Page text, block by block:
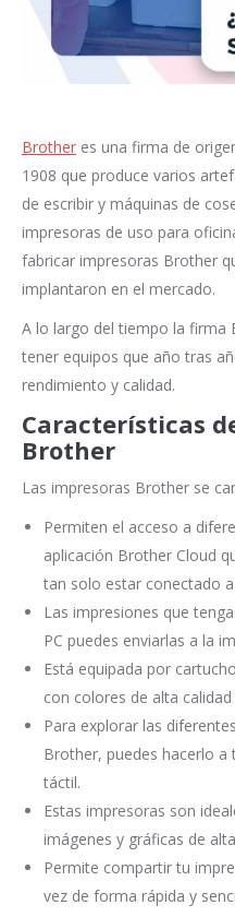
Brother es una firma de
1908 que produce varios
de escribir y máquinas de
impresoras de uso para
fabricar impresoras Brother
implantaron en el mercado.
A lo largo del tiempo la firma
tener equipos que año tras
rendimiento y calidad.
Características
Brother
Las impresoras Brother se
Permiten el acceso a
aplicación Brother Cloud
tan solo estar conectado
Las impresiones que
PC puedes enviarlas a la
Está equipada por
con colores de alta
Para explorar las
Brother, puedes hacerlo
táctil.
Estas impresoras son
imágenes y gráficas de
Permite compartir tu
vez de forma rápida y